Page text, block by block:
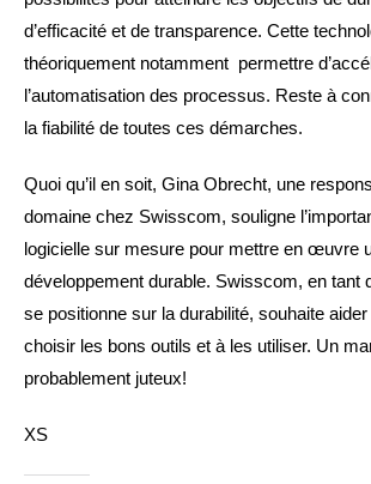
d’efficacité et de transparence. Cette
théoriquement notamment permettre
l’automatisation des processus. Reste à
la fiabilité de toutes ces démarches.
Quoi qu’il en soit, Gina Obrecht, une
domaine chez Swisscom, souligne
logicielle sur mesure pour mettre en œuvre
développement durable. Swisscom, en tant
se positionne sur la durabilité, souhaite
choisir les bons outils et à les utiliser. Un
probablement juteux!
XS